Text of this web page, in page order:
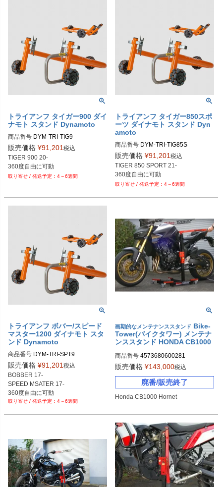
トライアンフ タイガー900 ダイ
ナモト スタンド Dynamoto
商品番号 DYM-TRI-TIG9
販売価格 ¥91,201税込
TIGER 900 20-
4～6週間
トライアンフ タイガー850スポ
ーツ ダイナモト スタンド Dyn
amoto
商品番号 DYM-TRI-TIG85S
販売価格 ¥91,201税込
TIGER 850 SPORT 21-
4～6週間
トライアンフ ボバー/スピード
マスター1200 ダイナモト スタ
ンド Dynamoto
商品番号 DYM-TRI-SPT9
販売価格 ¥91,201税込
BOBBER 17-
SPEED MSATER 17-
4～6週間
画期的なメンテナンススタンド Bike-
Tower(バイクタワー) メンテナ
ンススタンド HONDA CB1000
商品番号 4573680600281
販売価格 ¥143,000税込
廃番/販売終了
Honda CB1000 Hornet